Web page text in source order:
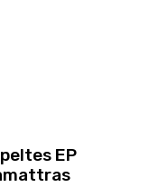
EP